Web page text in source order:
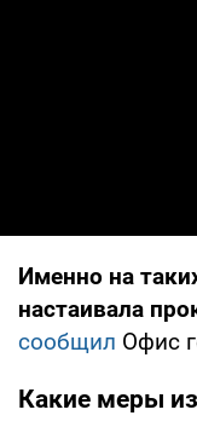
Именно на
настаивала
сообщил Офис
Какие меры